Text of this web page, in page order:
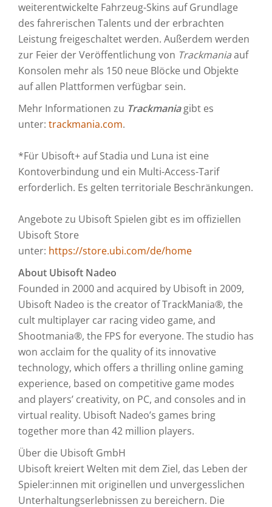
weiterentwickelte Fahrzeug-Skins auf Grundlage
des fahrerischen Talents und der erbrachten
Leistung freigeschaltet werden. Außerdem werden
zur Feier der Veröffentlichung von Trackmaniaauf
Konsolen mehr als 150 neue Blöcke und Objekte
auf allen Plattformen verfügbar sein.
Mehr Informationen zu Trackmaniagibt es
unter: trackmania.com.
​*Für Ubisoft+ auf Stadia und Luna ist eine
Kontoverbindung und ein Multi-Access-Tarif
erforderlich. Es gelten territoriale Beschränkungen.
​Angebote zu Ubisoft Spielen gibt es im offiziellen
Ubisoft Store
unter: https://store.ubi.com/de/home
About Ubisoft Nadeo
Founded in 2000 and acquired by Ubisoft in 2009,
Ubisoft Nadeo is the creator of TrackMania®, the
cult multiplayer car racing video game, and
Shootmania®, the FPS for everyone. The studio has
won acclaim for the quality of its innovative
technology, which offers a thrilling online gaming
experience, based on competitive game modes
and players’ creativity, on PC, and consoles and in
virtual reality. Ubisoft Nadeo’s games bring
together more than 42 million players.
Über die Ubisoft GmbH
Ubisoft kreiert Welten mit dem Ziel, das Leben der
Spieler:innen mit originellen und unvergesslichen
Unterhaltungserlebnissen zu bereichern. Die